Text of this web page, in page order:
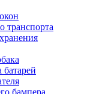
транспорта
батарей
бампера